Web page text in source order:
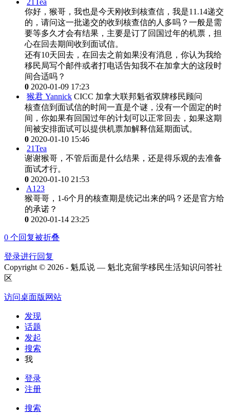
你好，猴哥，我也是今天刚收到核查信，我是11.14递交
的，请问这一批递交的收到核查信的人多吗？一般是需
要等多久才会有结果，主要是订了回国过年的机票，担
心在回去期间收到面试信。
还有10天回去，在回去之前如果没有消息，你认为我给
移民局写个邮件或者打电话告知我不在加拿大的这段时
间合适吗？
0 2020-01-09 17:23
猴君 Yannick CICC 加拿大联邦魁省双牌移民顾问
核查信到面试信的时间一直是个谜，没有一个固定的时
间，你如果有回国过年的计划可以正常回去，如果这期
间被安排面试可以提供机票加解释信延期面试。
0 2020-01-10 15:46
21Tea
谢谢猴哥，不管后面是什么结果，还是得乐观的去准备
面试才行。
0 2020-01-10 21:53
A123
猴哥哥，1-6个月的核查期是统记出来的吗？还是官方给
的承诺？
0 2020-01-14 23:25
0 个回复被折叠
登录进行回复
Copyright © 2026 - 魁瓜说 — 魁北克留学移民生活知识问答社
区
访问桌面版网站
发现
话题
发起
搜索
我
登录
注册
搜索